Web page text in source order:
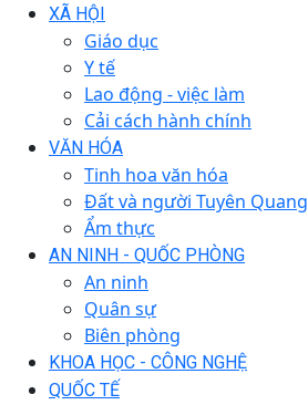
XÃ HỘI
Giáo dục
Y tế
Lao động - việc làm
Cải cách hành chính
VĂN HÓA
Tinh hoa văn hóa
Đất và người Tuyên Quang
Ẩm thực
AN NINH - QUỐC PHÒNG
An ninh
Quân sự
Biên phòng
KHOA HỌC - CÔNG NGHỆ
QUỐC TẾ